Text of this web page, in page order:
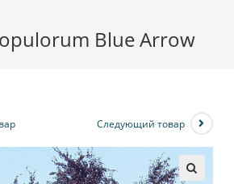
Blue Arrow
Следующий товар